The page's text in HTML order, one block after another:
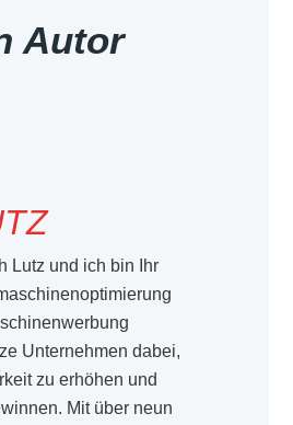
Autor
Lutz und ich bin Ihr
Unternehmen dabei,
zu erhöhen und
Mit über neun